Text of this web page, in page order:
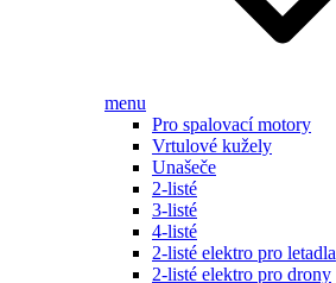
menu
Pro spalovací motory
Vrtulové kužely
Unašeče
2-listé
3-listé
4-listé
2-listé elektro pro letadla
2-listé elektro pro drony